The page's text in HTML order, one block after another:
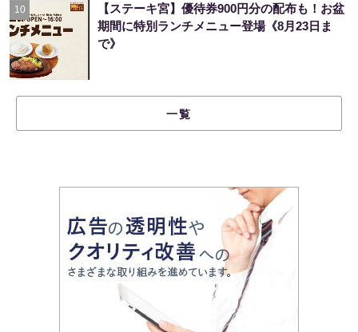
10
【ステーキ宮】優待券900円分の配布も！お盆
期間に特別ランチメニュー登場《8月23日ま
で》
一覧